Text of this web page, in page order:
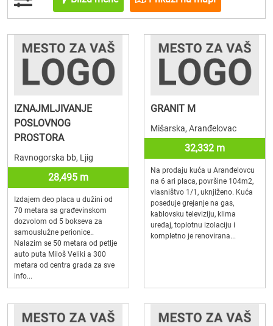
IZNAJMLJIVANJE
POSLOVNOG
PROSTORA
Ravnogorska bb, Ljig
28,495 m
Izdajem deo placa u dužini od
70 metara sa građevinskom
dozvolom od 5 bokseva za
samouslužne perionice..
Nalazim se 50 metara od petlje
auto puta Miloš Veliki a 300
metara od centra grada za sve
info...
GRANIT M
Mišarska, Aranđelovac
32,332 m
Na prodaju kuća u Aranđelovcu
na 6 ari placa, površine 104m2,
vlasništvo 1/1, uknjiženo. Kuća
poseduje grejanje na gas,
kablovsku televiziju, klima
uređaj, toplotnu izolaciju i
kompletno je renovirana...